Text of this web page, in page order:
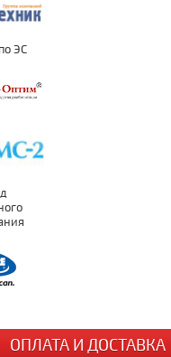
ОПЛАТА И ДОСТАВКА